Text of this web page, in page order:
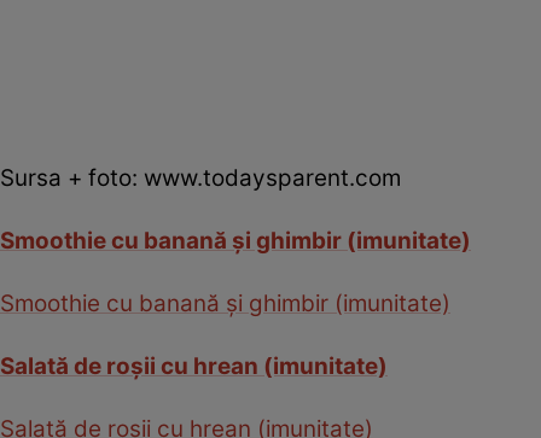
Sursa + foto: www.todaysparent.com
Smoothie cu banană şi ghimbir (imunitate)
Smoothie cu banană şi ghimbir (imunitate)
Salată de roşii cu hrean (imunitate)
Salată de roşii cu hrean (imunitate)